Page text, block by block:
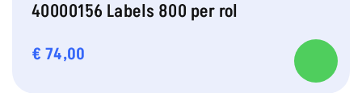
40000156 Labels 800 per rol
€ 74,00